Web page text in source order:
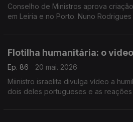
Conselho de Ministros aprova
em Leiria e no Porto. Nuno
Flotilha humanitária: o
Ep. 86
20 mai. 2026
Miinistro israelita divulga vídeo a
dois deles portugueses e as